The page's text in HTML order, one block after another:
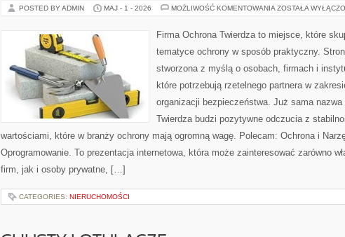
POSTED BY ADMIN MAJ - 1 - 2026 MOŻLIWOŚĆ KOMENTOWANIA PODSTAWY
ZOSTAŁA
Firma Ochrona Twierdza to miejsce, które
tematyce ochrony w sposób praktyczny.
stworzona z myślą o osobach, firmach i
które potrzebują rzetelnego partnera w
organizacji bezpieczeństwa. Już sama nazwa
Twierdza budzi pozytywne odczucia z
wartościami, które w branży ochrony mają ogromną wagę. Polecam: Ochrona i
Oprogramowanie. To prezentacja internetowa, która może zainteresować zarówno
firm, jak i osoby prywatne, […]
CATEGORIES: NIERUCHOMOŚCI